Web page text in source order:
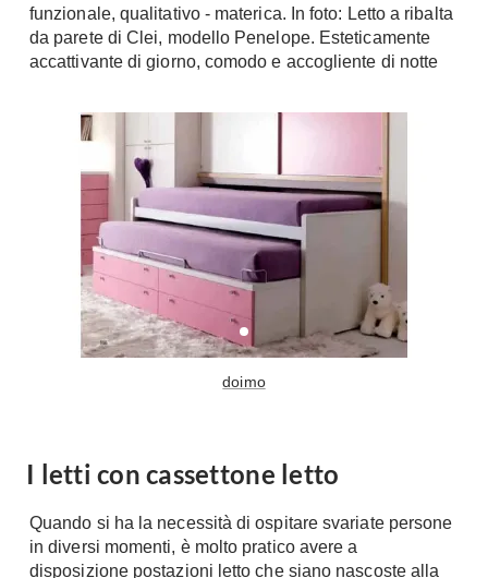
Piumini
Letti Contenitore
Armadio ante Battenti
Armadi ante
Scorrevoli
Cabine Armadio
Armadi su misura
Armadi Angolo
I consigli sugli armadi
Camerette Bambini
Per Neonati
Televisori
Hi-Fi
Console
Blindate
Portoni
Maniglie
Finestre Legno
Persiane
Scale
funzionale, qualitativo - materica. In foto: Letto a ribalta
da parete di Clei, modello Penelope. Esteticamente
accattivante di giorno, comodo e accogliente di notte
doimo
I letti con cassettone letto
Quando si ha la necessità di ospitare svariate persone
in diversi momenti, è molto pratico avere a
disposizione postazioni letto che siano nascoste alla